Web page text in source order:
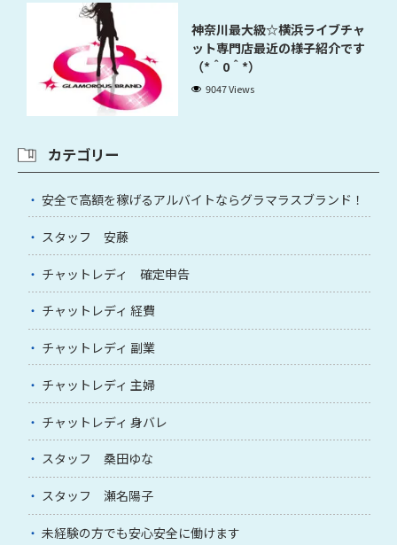
神奈川最大級☆横浜ライブチャ
ット専門店最近の様子紹介です
（*＾0＾*）
9047 Views
カテゴリー
安全で高額を稼げるアルバイトならグラマラスブランド！
スタッフ 安藤
チャットレディ 確定申告
チャットレディ 経費
チャットレディ 副業
チャットレディ 主婦
チャットレディ 身バレ
スタッフ 桑田ゆな
スタッフ 瀬名陽子
未経験の方でも安心安全に働けます